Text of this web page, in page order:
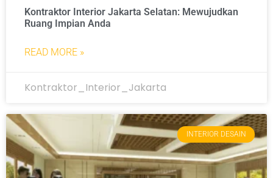
Kontraktor Interior Jakarta Selatan: Mewujudkan
Ruang Impian Anda
READ MORE »
Kontraktor_Interior_Jakarta
INTERIOR DESAIN